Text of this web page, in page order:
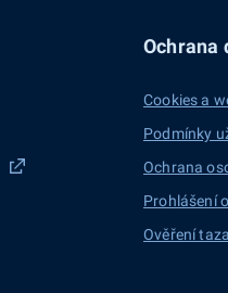
Ochrana
Cookies a
Podmínky
Ochrana
Prohlášení
Ověření